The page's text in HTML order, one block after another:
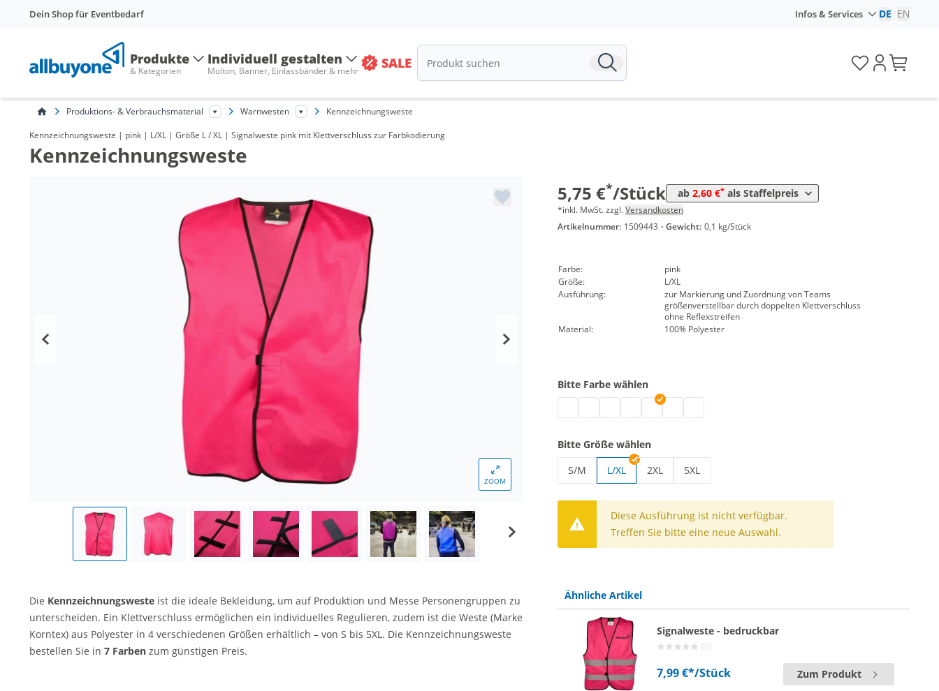
Dein Shop für Eventbedarf Infos & Services DE EN
Produkte
& Kategorien
Individuell gestalten
Molton, Banner, Einlassbänder & mehr SALE
Produktions- & Verbrauchsmaterial Warnwesten Kennzeichnungsweste
Kennzeichnungsweste | pink | L/XL | Größe L / XL | Signalweste pink mit Klettverschluss zur Farbkodierung
Kennzeichnungsweste
ZOOM
5,75 €*/Stück ab 2,60 €* als Staffelpreis
ab 50 Stück 2,60 €
*inkl. MwSt. zzgl.Versandkosten
Artikelnummer: 1509443 · Gewicht: 0,1 kg/Stück
Farbe:
pink
Größe:
L/XL
Ausführung:
zur Markierung und Zuordnung von Teams
größenverstellbar durch doppelten Klettverschluss
ohne Reflexstreifen
Material:
100% Polyester
Bitte Farbe wählen
Kennzeichnungsweste | schwarz
Kennzeichnungsweste | weiß
Kennzeichnungsweste | blau
Kennzeichnungsweste | grün
Kennzeichnungsweste | pink
Kennzeichnungsweste | rot
Bitte Größe wählen
S/M
L/XL
2XL
5XL
Diese Ausführung ist nicht verfügbar.
Treffen Sie bitte eine neue Auswahl.
Die Kennzeichnungsweste ist die ideale Bekleidung, um auf Produktion und Messe Personengruppen zu
unterscheiden. Ein Klettverschluss ermöglichen ein individuelles Regulieren, zudem ist die Weste (Marke
Korntex) aus Polyester in 4 verschiedenen Größen erhältlich – von S bis 5XL. Die Kennzeichnungsweste
bestellen Sie in 7 Farben zum günstigen Preis.
Ähnliche Artikel
Signalweste - bedruckbar
(0)
7,99 €*/Stück Zum Produkt